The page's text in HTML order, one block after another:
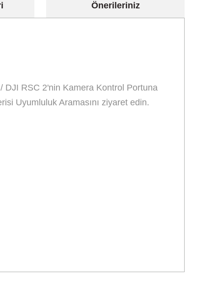
Önerileriniz
DJI RSC 2'nin Kamera Kontrol Portuna
Uyumluluk Aramasını ziyaret edin.